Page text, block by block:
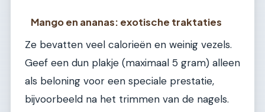
Mango en ananas: exotische traktaties
Ze bevatten veel calorieën en weinig vezels.
Geef een dun plakje (maximaal 5 gram) alleen
als beloning voor een speciale prestatie,
bijvoorbeeld na het trimmen van de nagels.